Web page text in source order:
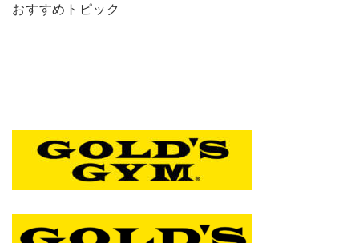
おすすめトピック